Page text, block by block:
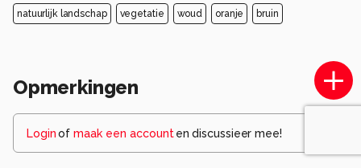
natuurlijk landschap vegetatie woud oranje bruin
Opmerkingen
Loginof maak een account en discussieer mee!